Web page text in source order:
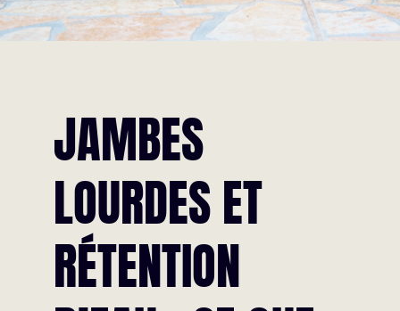
JAMBES
LOURDES ET
RÉTENTION